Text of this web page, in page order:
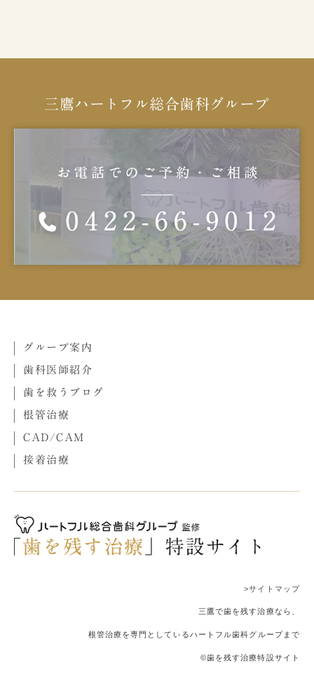
三鷹ハートフル総合歯科グループ
グループ案内
歯科医師紹介
歯を救うブログ
根管治療
CAD/CAM
接着治療
>サイトマップ
三鷹で歯を残す治療なら、
根管治療を専門としているハートフル歯科グループまで
©歯を残す治療特設サイト